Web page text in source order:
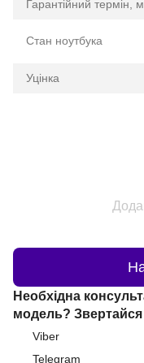
Гарантійний термін,
Стан ноутбука
Уцінка
Необхідна
модель?
Viber
Telegram